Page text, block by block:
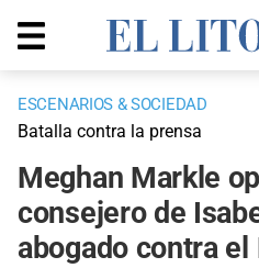
ESCENARIOS & SOCIEDAD
Batalla contra la prensa
Meghan Markle
consejero de
abogado contra